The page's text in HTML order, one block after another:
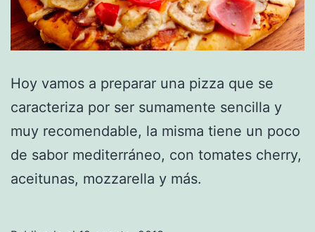
Hoy vamos a preparar una pizza que se
caracteriza por ser sumamente sencilla y
muy recomendable, la misma tiene un poco
de sabor mediterráneo, con tomates cherry,
aceitunas, mozzarella y más.